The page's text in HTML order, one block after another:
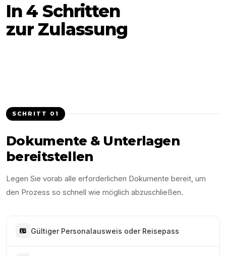
In 4 Schritten
zur Zulassung
SCHRITT 01
Dokumente & Unterlagen
bereitstellen
Legen Sie vorab alle erforderlichen Dokumente bereit, um
den Prozess so schnell wie möglich abzuschließen.
Gültiger Personalausweis oder Reisepass